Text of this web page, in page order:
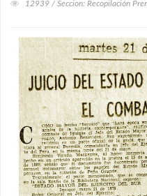
12939 / Seccion: Recopilación